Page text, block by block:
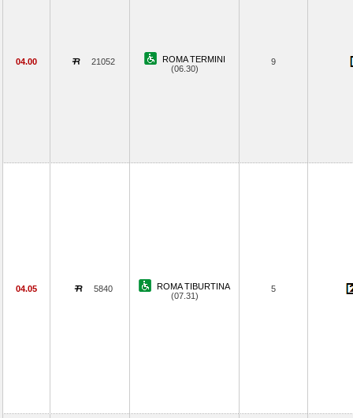
04.00 21052
ROMA TERMINI
(06.30)
9
04.05 5840
ROMA TIBURTINA
(07.31)
5